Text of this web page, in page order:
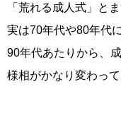
「荒れる成人式」と
実は70年代や80年代
90年代あたりから、
様相がかなり変わって